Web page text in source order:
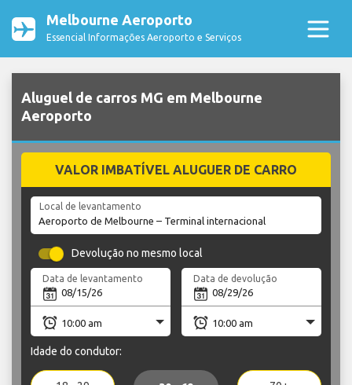
Melbourne Aeroporto
Essencial Informações Aeroporto e Serviços
Aluguel de carros MG em Melbourne
Aeroporto
VALOR IMBATÍVEL ALUGUER DE CARRO
Local de levantamento
Devolução no mesmo local
Data de levantamento Data de devolução
Idade do condutor: